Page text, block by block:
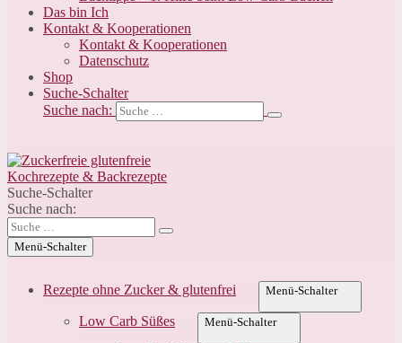
Das bin Ich
Kontakt & Kooperationen
Kontakt & Kooperationen
Datenschutz
Shop
Suche-Schalter
Suche nach:
Suche-Schalter
Suche nach:
Menü-Schalter
Rezepte ohne Zucker & glutenfrei Menü-Schalter
Low Carb Süßes Menü-Schalter